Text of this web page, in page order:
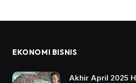
EKONOMI BISNIS
Akhir April 2025